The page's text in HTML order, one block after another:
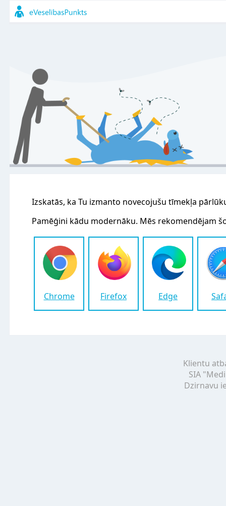
Izskatās, ka Tu izmanto novecojušu tīmekļa
Pamēģini kādu modernāku. Mēs rekomendējam
Chrome Firefox Edge
Klientu
SIA
Dzirnavu